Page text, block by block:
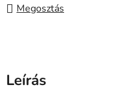
Megosztás
Leírás